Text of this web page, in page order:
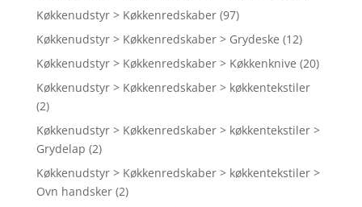
Køkkenudstyr > Køkkenredskaber (97)
Køkkenudstyr > Køkkenredskaber > Grydeske (12)
Køkkenudstyr > Køkkenredskaber > Køkkenknive (20)
Køkkenudstyr > Køkkenredskaber > køkkentekstiler
(2)
Køkkenudstyr > Køkkenredskaber > køkkentekstiler >
Grydelap (2)
Køkkenudstyr > Køkkenredskaber > køkkentekstiler >
Ovn handsker (2)